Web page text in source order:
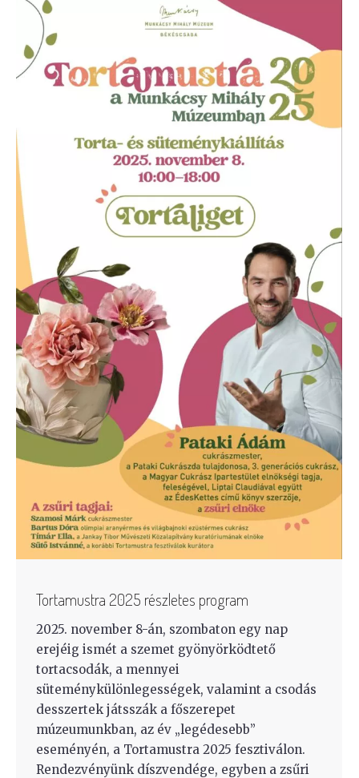
Tortamustra 2025 részletes program
2025. november 8-án, szombaton egy nap
erejéig ismét a szemet gyönyörködtető
tortacsodák, a mennyei
süteménykülönlegességek, valamint a csodás
desszertek játsszák a főszerepet
múzeumunkban, az év „legédesebb”
eseményén, a Tortamustra 2025 fesztiválon.
Rendezvényünk díszvendége, egyben a zsűri